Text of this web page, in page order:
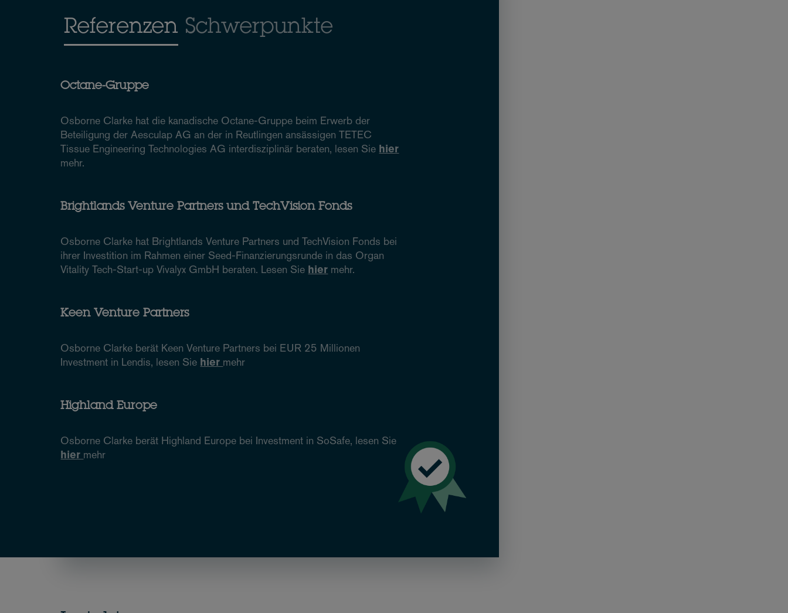
Referenzen Schwerpunkte
Octane-Gruppe
Osborne Clarke hat die kanadische Octane-Gruppe beim Erwerb der
Beteiligung der Aesculap AG an der in Reutlingen ansässigen TETEC
Tissue Engineering Technologies AG interdisziplinär beraten, lesen Sie hier
mehr.
Brightlands Venture Partners und TechVision Fonds
Osborne Clarke hat Brightlands Venture Partners und TechVision Fonds bei
ihrer Investition im Rahmen einer Seed-Finanzierungsrunde in das Organ
Vitality Tech-Start-up Vivalyx GmbH beraten. Lesen Sie hier mehr.
Keen Venture Partners
Osborne Clarke berät Keen Venture Partners bei EUR 25 Millionen
Investment in Lendis, lesen Sie hier mehr
Highland Europe
Osborne Clarke berät Highland Europe bei Investment in SoSafe, lesen Sie
hier mehr